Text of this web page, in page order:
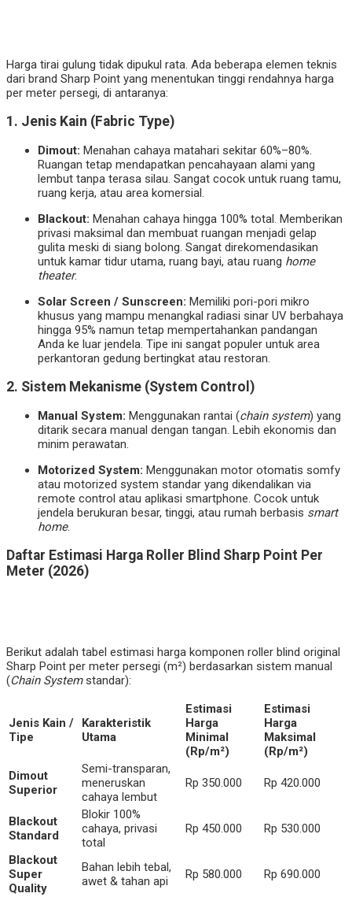
Harga tirai gulung tidak dipukul rata. Ada beberapa elemen teknis
dari brand Sharp Point yang menentukan tinggi rendahnya harga
per meter persegi, di antaranya:
1. Jenis Kain (Fabric Type)
Dimout: Menahan cahaya matahari sekitar 60%–80%.
Ruangan tetap mendapatkan pencahayaan alami yang
lembut tanpa terasa silau. Sangat cocok untuk ruang tamu,
ruang kerja, atau area komersial.
Blackout: Menahan cahaya hingga 100% total. Memberikan
privasi maksimal dan membuat ruangan menjadi gelap
gulita meski di siang bolong. Sangat direkomendasikan
untuk kamar tidur utama, ruang bayi, atau ruang home
theater.
Solar Screen / Sunscreen: Memiliki pori-pori mikro
khusus yang mampu menangkal radiasi sinar UV berbahaya
hingga 95% namun tetap mempertahankan pandangan
Anda ke luar jendela. Tipe ini sangat populer untuk area
perkantoran gedung bertingkat atau restoran.
2. Sistem Mekanisme (System Control)
Manual System: Menggunakan rantai (chain system) yang
ditarik secara manual dengan tangan. Lebih ekonomis dan
minim perawatan.
Motorized System: Menggunakan motor otomatis somfy
atau motorized system standar yang dikendalikan via
remote control atau aplikasi smartphone. Cocok untuk
jendela berukuran besar, tinggi, atau rumah berbasis smart
home.
Daftar Estimasi Harga Roller Blind Sharp Point Per
Meter (2026)
Berikut adalah tabel estimasi harga komponen roller blind original
Sharp Point per meter persegi (m²) berdasarkan sistem manual
(Chain Systemstandar):
Jenis Kain /
Tipe
Karakteristik
Utama
Estimasi
Harga
Minimal
(Rp/m²)
Estimasi
Harga
Maksimal
(Rp/m²)
Dimout
Superior
Semi-transparan,
meneruskan
cahaya lembut
Rp 350.000 Rp 420.000
Blackout
Standard
Blokir 100%
cahaya, privasi
total
Rp 450.000 Rp 530.000
Blackout
Super
Quality
Bahan lebih tebal,
awet & tahan api
Rp 580.000 Rp 690.000